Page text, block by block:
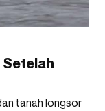
Setelah
tanah longsor